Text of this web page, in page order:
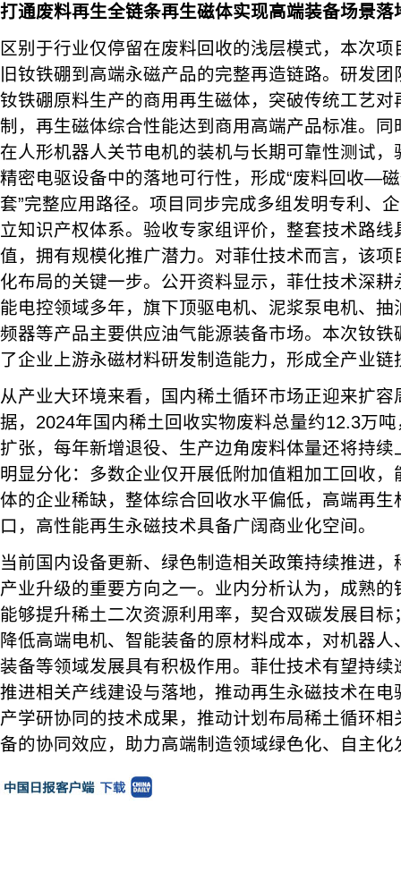
打通废料再生全链条再生磁体实现高端装备场景落
区别于行业仅停留在废料回收的浅层模式，本次
旧钕铁硼到高端永磁产品的完整再造链路。研发
钕铁硼原料生产的商用再生磁体，突破传统工艺对
制，再生磁体综合性能达到商用高端产品标准。
在人形机器人关节电机的装机与长期可靠性测试
精密电驱设备中的落地可行性，形成“废料回收—
套”完整应用路径。项目同步完成多组发明专利、
立知识产权体系。验收专家组评价，整套技术路
值，拥有规模化推广潜力。对菲仕技术而言，该项
化布局的关键一步。公开资料显示，菲仕技术深
能电控领域多年，旗下顶驱电机、泥浆泵电机、
频器等产品主要供应油气能源装备市场。本次钕
了企业上游永磁材料研发制造能力，形成全产业链
从产业大环境来看，国内稀土循环市场正迎来扩
据，2024年国内稀土回收实物废料总量约12.3万
扩张，每年新增退役、生产边角废料体量还将持
明显分化：多数企业仅开展低附加值粗加工回收
体的企业稀缺，整体综合回收水平偏低，高端再生
口，高性能再生永磁技术具备广阔商业化空间。
当前国内设备更新、绿色制造相关政策持续推进
产业升级的重要方向之一。业内分析认为，成熟
能够提升稀土二次资源利用率，契合双碳发展目
降低高端电机、智能装备的原材料成本，对机器
装备等领域发展具有积极作用。菲仕技术有望持
推进相关产线建设与落地，推动再生永磁技术在
产学研协同的技术成果，推动计划布局稀土循环
备的协同效应，助力高端制造领域绿色化、自主化